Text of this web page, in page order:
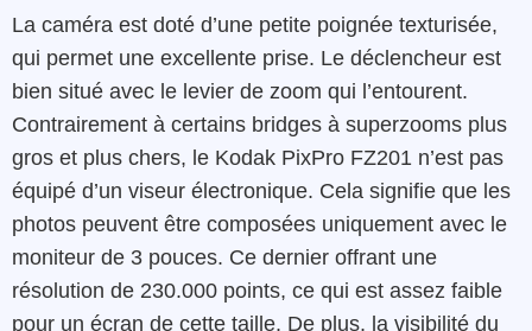
La caméra est doté d’une petite poignée texturisée,
qui permet une excellente prise. Le déclencheur est
bien situé avec le levier de zoom qui l’entourent.
Contrairement à certains bridges à superzooms plus
gros et plus chers, le Kodak PixPro FZ201 n’est pas
équipé d’un viseur électronique. Cela signifie que les
photos peuvent être composées uniquement avec le
moniteur de 3 pouces. Ce dernier offrant une
résolution de 230.000 points, ce qui est assez faible
pour un écran de cette taille. De plus, la visibilité du